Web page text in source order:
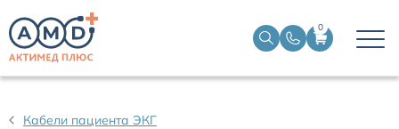
0
Кабели пациента ЭКГ